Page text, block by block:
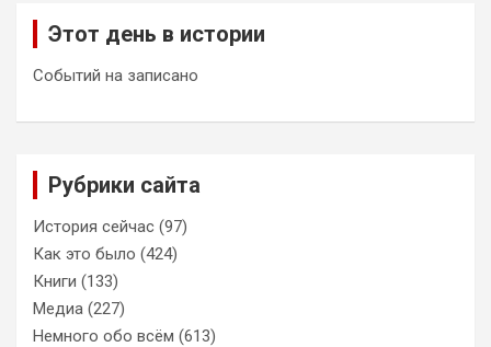
Этот день в истории
Событий на записано
Рубрики сайта
История сейчас (97)
Как это было (424)
Книги (133)
Медиа (227)
Немного обо всём (613)